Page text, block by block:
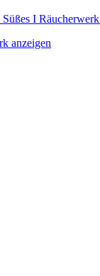
Süßes I Räucherwerk
anzeigen